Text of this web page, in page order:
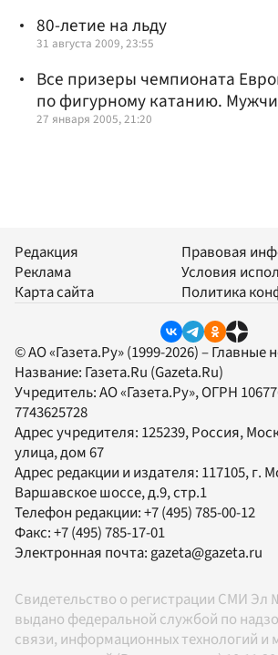
80-летие на льду
31 августа 2009, 23:55
Все призеры чемпионата
по фигурному катанию.
27 января 2005, 21:20
Редакция
Реклама
Карта сайта
Правовая
Условия
Политика
© АО «Газета.Ру» (1999-2026) – Главные
Название: Газета.Ru (Gazeta.Ru)
Учредитель:АО «Газета.Ру», ОГРН
7743625728
Адрес учредителя: 125239, Россия,
улица, дом 67
Адрес редакции и издателя: 117105, г.
Варшавское шоссе, д.9, стр.1
Телефон редакции:+7 (495) 785-00-12
Факс:+7 (495) 785-17-01
Электронная почта:gazeta@gazeta.ru
Свидетельство о регистрации СМИ Эл
выдано федеральной службой по
связи, информационных технологий и